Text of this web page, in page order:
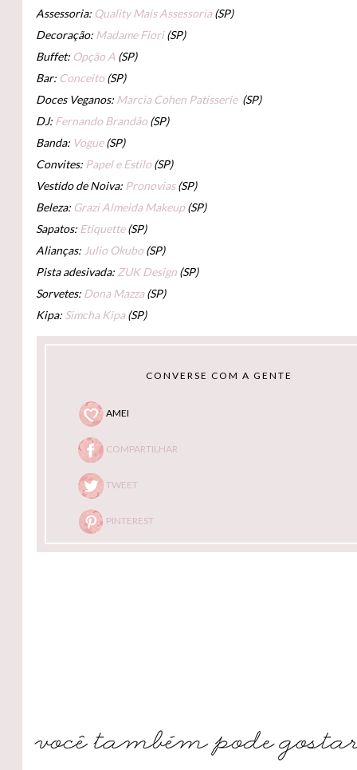
Assessoria: Quality Mais Assessoria(SP)
Decoração: Madame Fiori(SP)
Buffet: Opção A (SP)
Bar: Conceito (SP)
Doces Veganos: Marcia Cohen Patisserie (SP)
DJ: Fernando Brandão (SP)
Banda: Vogue(SP)
Convites: Papel e Estilo (SP)
Vestido de Noiva: Pronovias(SP)
Beleza: Grazi Almeida Makeup (SP)
Sapatos: Etiquette(SP)
Alianças: Julio Okubo (SP)
Pista adesivada: ZUK Design (SP)
Sorvetes: Dona Mazza(SP)
Kipa: Simcha Kipa(SP)
CONVERSE COM A GENTE
AMEI
COMPARTILHAR
TWEET
PINTEREST